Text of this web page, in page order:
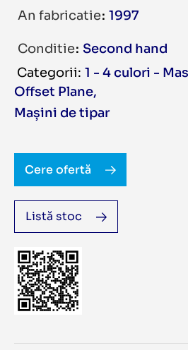
An fabricatie 1997
Conditie Second hand
1 - 4 culori -
Offset Plane
,
Mașini de tipar
Cere ofertă
Listă stoc